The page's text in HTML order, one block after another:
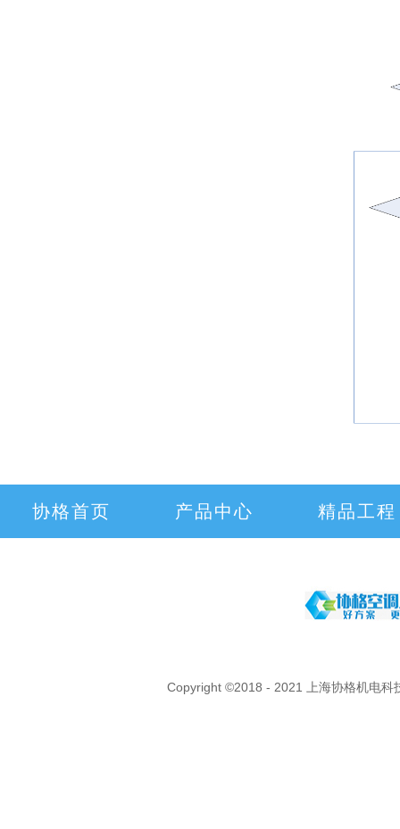
协格首页 产品中心 精品工程
Copyright ©2018 - 2021 上海协格机电